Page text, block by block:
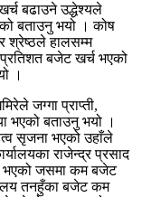
बढाउने उद्धेश्यले
बताउनु भयो । कोष
श्रेष्ठले हालसम्म
बजेट खर्च भएको
।
जग्गा प्राप्ती,
भएको बताउनु भयो ।
सृजना भएको उहाँले
राजेन्द्र प्रसाद
भएको जसमा कम बजेट
तनहुँका बजेट कम